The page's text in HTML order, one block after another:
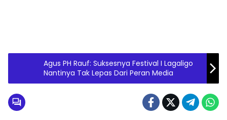
Agus PH Rauf: Suksesnya Festival I Lagaligo
Nantinya Tak Lepas Dari Peran Media